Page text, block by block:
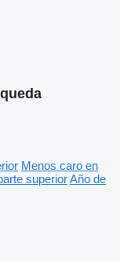
Menos caro en
superiorAño de